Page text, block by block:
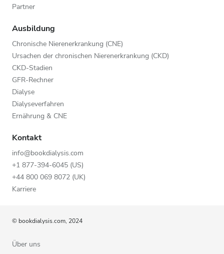
Partner
Ausbildung
Chronische Nierenerkrankung (CNE)
Ursachen der chronischen Nierenerkrankung (CKD)
CKD-Stadien
GFR-Rechner
Dialyse
Dialyseverfahren
Ernährung & CNE
Kontakt
info@bookdialysis.com
+1 877-394-6045 (US)
+44 800 069 8072 (UK)
Karriere
© bookdialysis.com, 2024
Über uns